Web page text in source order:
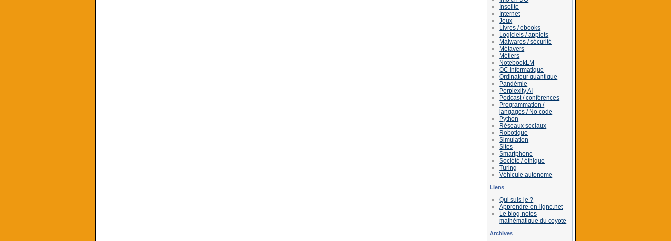
Insolite
Internet
Jeux
Livres / ebooks
Logiciels / applets
Malwares / sécurité
Métavers
Métiers
NotebookLM
OC informatique
Ordinateur quantique
Pandémie
Perplexity AI
Podcast / conférences
Programmation /
langages / No code
Python
Réseaux sociaux
Robotique
Simulation
Sites
Smartphone
Société / éthique
Turing
Véhicule autonome
Liens
Qui suis-je ?
Apprendre-en-ligne.net
Le blog-notes
mathématique du coyote
Archives